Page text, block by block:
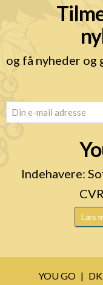
og få nyheder
email (Påkrævet)
Indehavere:
Læs
YOU GO